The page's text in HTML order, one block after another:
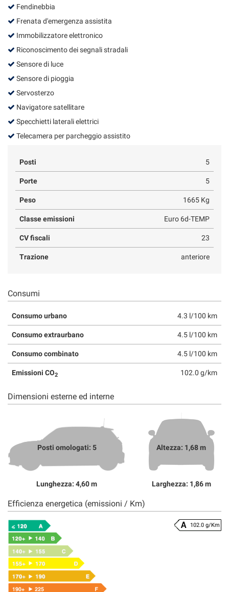
Fendinebbia
Frenata d'emergenza assistita
Immobilizzatore elettronico
Riconoscimento dei segnali stradali
Sensore di luce
Sensore di pioggia
Servosterzo
Navigatore satellitare
Specchietti laterali elettrici
Telecamera per parcheggio assistito
Posti 5
Porte 5
Peso 1665 Kg
Classe emissioni Euro 6d-TEMP
CV fiscali 23
Trazione anteriore
Consumi
Consumo urbano 4.3 l/100 km
Consumo extraurbano 4.5 l/100 km
Consumo combinato 4.5 l/100 km
Emissioni CO2 102.0 g/km
Dimensioni esterne ed interne
Posti omologati: 5
Lunghezza: 4,60 m
Altezza: 1,68 m
Larghezza: 1,86 m
Efficienza energetica (emissioni / Km)
102.0 g/Km